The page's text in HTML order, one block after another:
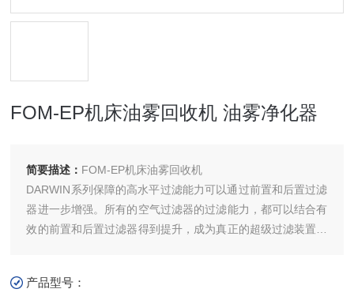
FOM-EP机床油雾回收机 油雾净化器
简要描述： FOM-EP机床油雾回收机
DARWIN系列保障的高水平过滤能力可以通过前置和后置过滤
器进一步增强。所有的空气过滤器的过滤能力，都可以结合有
效的前置和后置过滤器得到提升，成为真正的超级过滤装置。
产品型号：